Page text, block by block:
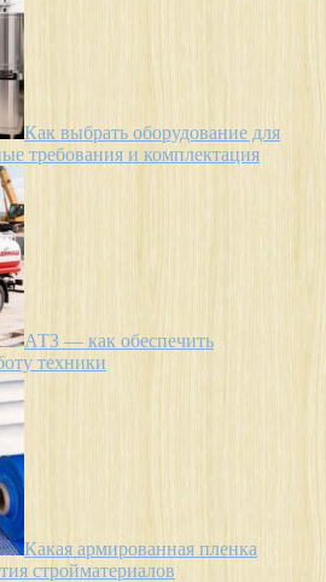
Как выбрать оборудование для
требования и комплектация
АТЗ — как обеспечить
техники
Какая армированная пленка
стройматериалов